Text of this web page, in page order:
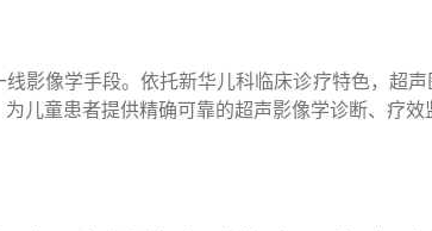
影像学手段。依托新华儿科临床诊疗特色，超
儿童患者提供精确可靠的超声影像学诊断、疗效